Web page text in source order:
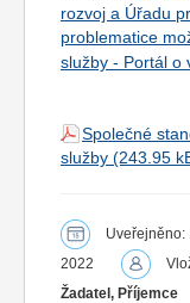
rozvoj a Úřadu
problematice
služby - Portál o
Společné
služby
Uveřejněno:
2022
Žadatel, Příjemce